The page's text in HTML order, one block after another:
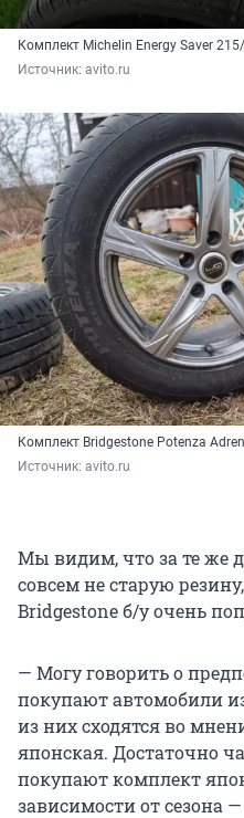
Комплект Michelin Energy Saver
Источник: avito.ru
Комплект Bridgestone Potenza
Источник: avito.ru
Мы видим, что за те же
совсем не старую
Bridgestone б/у очень
— Могу говорить о
покупают автомобили
из них сходятся во
японская. Достаточно
покупают комплект
зависимости от